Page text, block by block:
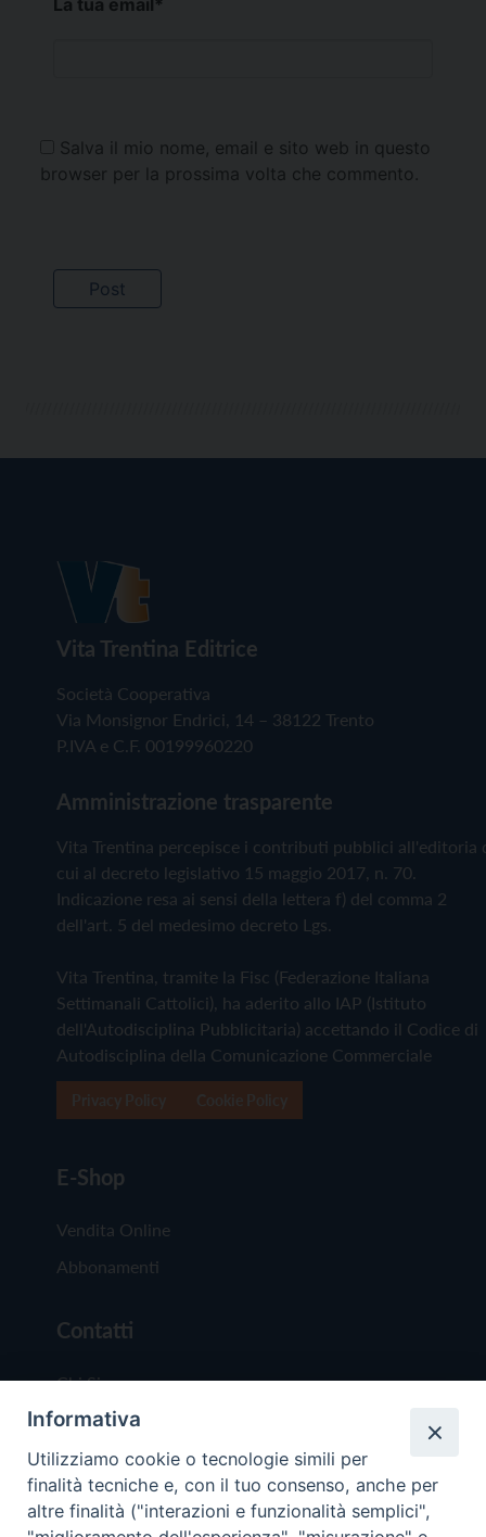
La tua email*
Salva il mio nome, email e sito web in questo
browser per la prossima volta che commento.
Vita Trentina Editrice
Società Cooperativa
Via Monsignor Endrici, 14 – 38122 Trento
P.IVA e C.F. 00199960220
Amministrazione trasparente
Vita Trentina percepisce i contributi pubblici all'editoria
cui al decreto legislativo 15 maggio 2017, n. 70.
Indicazione resa ai sensi della lettera f) del comma 2
dell'art. 5 del medesimo decreto Lgs.
Vita Trentina, tramite la Fisc (Federazione Italiana
Settimanali Cattolici), ha aderito allo IAP (Istituto
dell'Autodisciplina Pubblicitaria) accettando il Codice di
Autodisciplina della Comunicazione Commerciale
E-Shop
Vendita Online
Abbonamenti
Contatti
Chi Siamo
Redazione
Scrivici
Informativa
Utilizziamo cookie o tecnologie simili per
finalità tecniche e, con il tuo consenso, anche per
altre finalità ("interazioni e funzionalità semplici",